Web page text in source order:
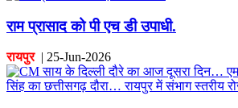
राम प्रासाद को पी एच डी उपाधी.
रायपुर| 25-Jun-2026